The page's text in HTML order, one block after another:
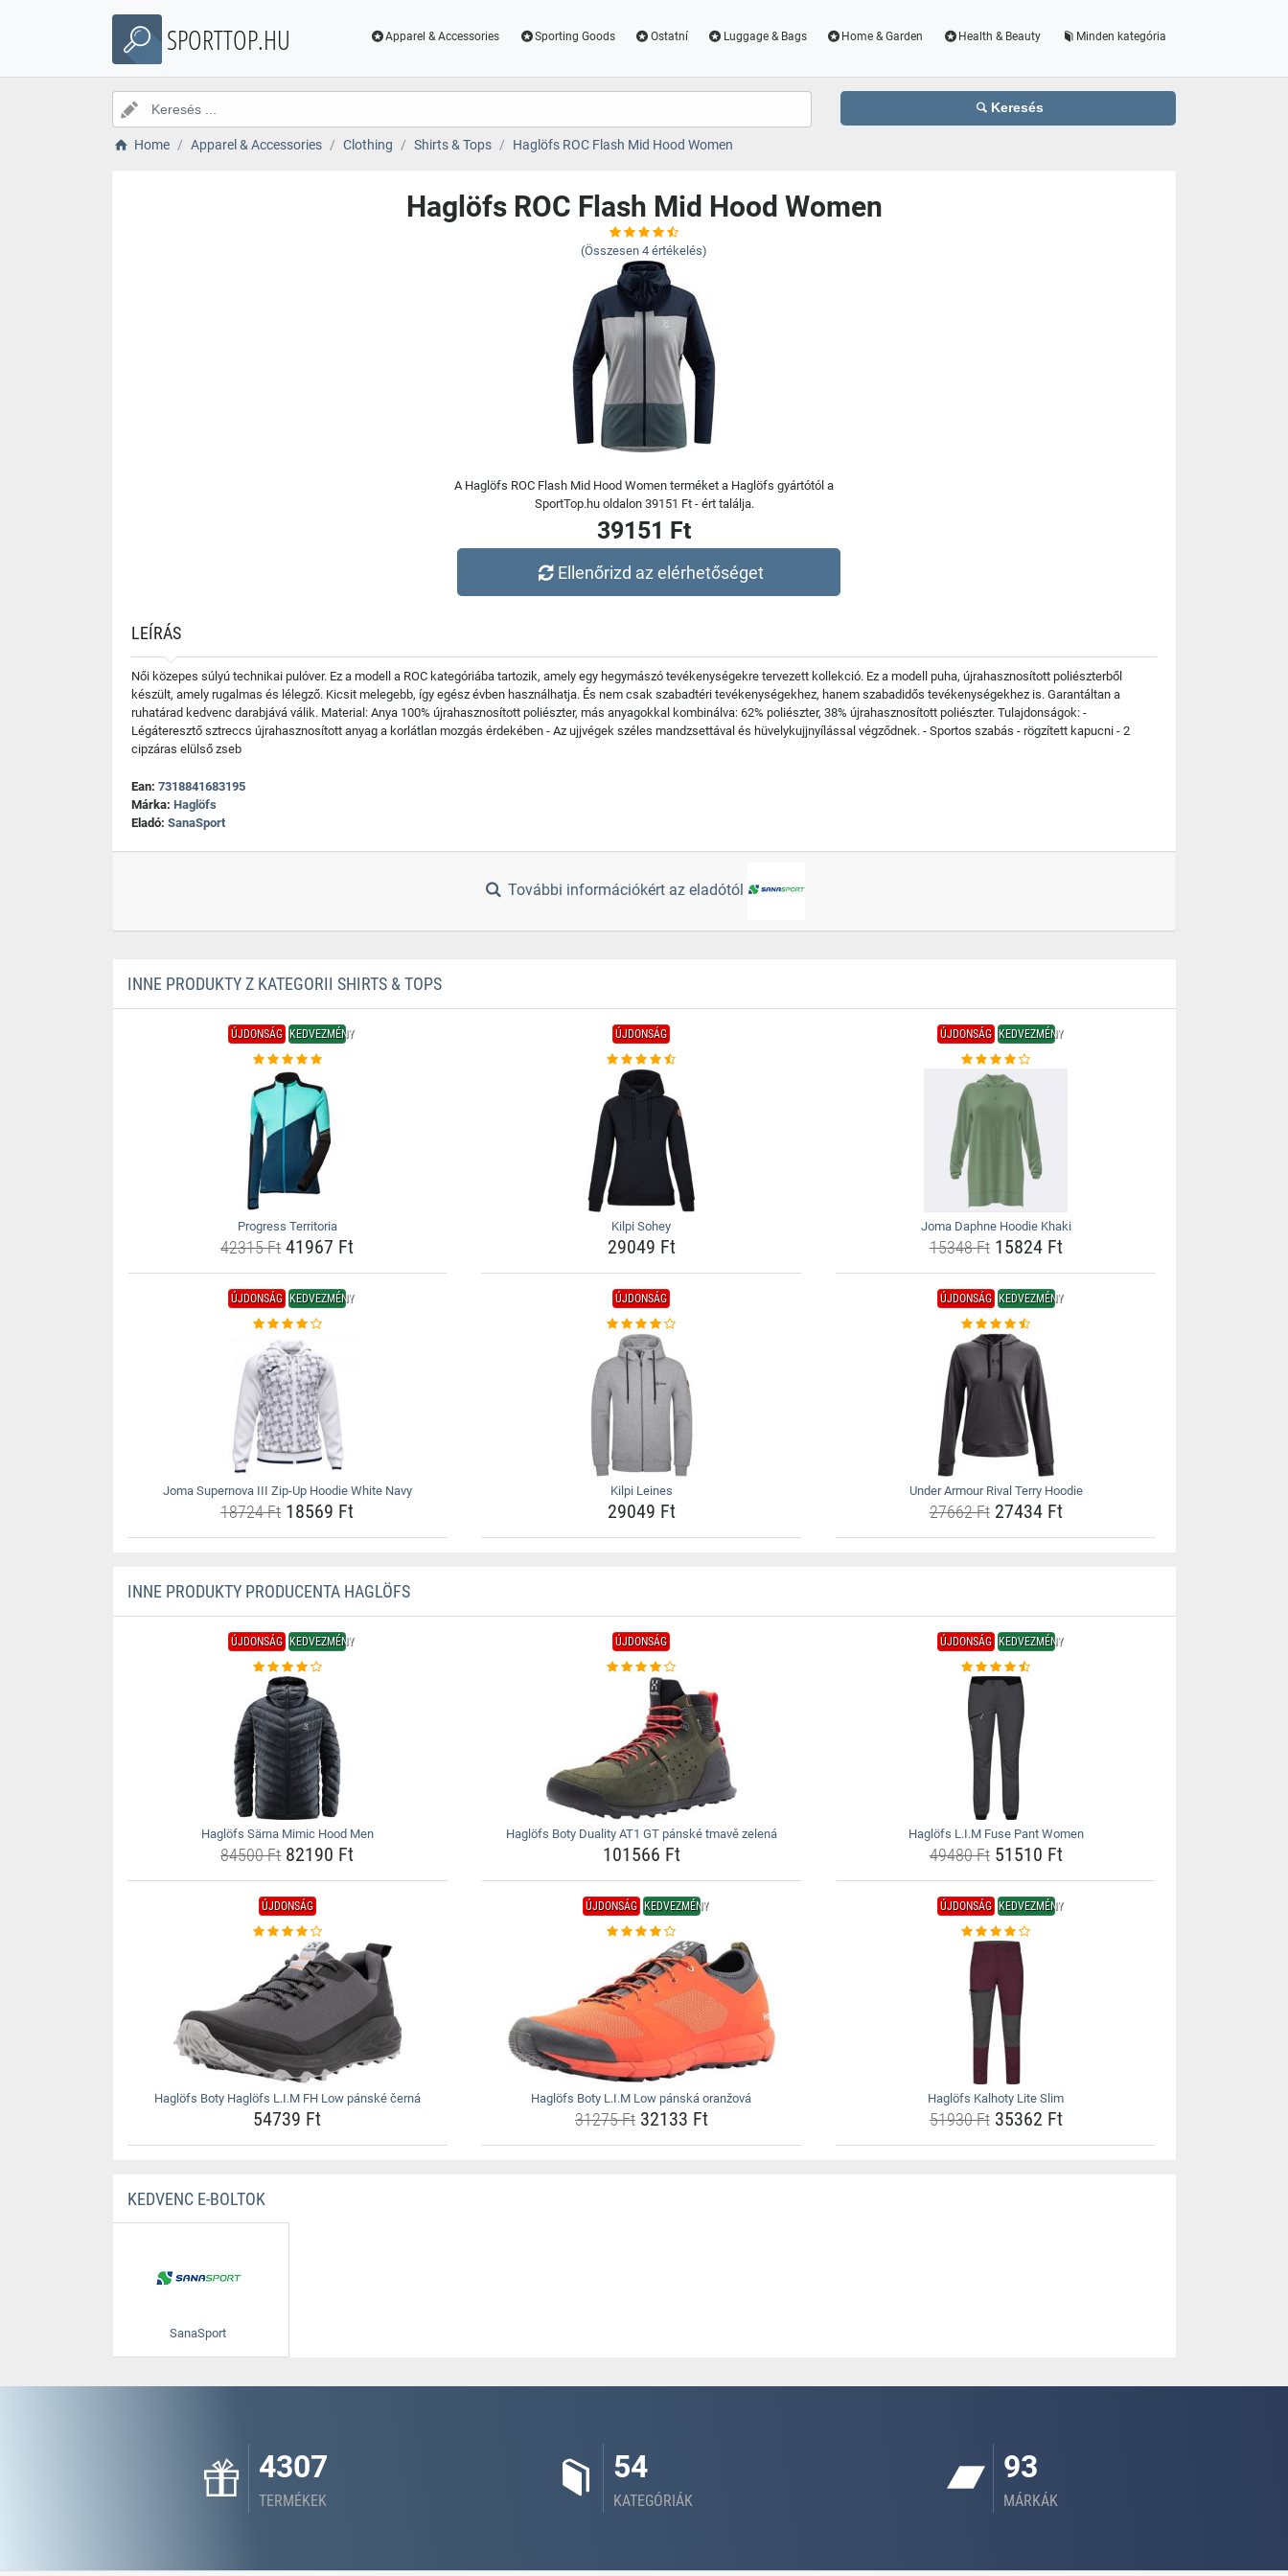
SPORTTOP.HU Apparel & Accessories Sporting Goods Ostatní Luggage & Bags Home & Garden Health & Beauty Minden kategória
Keresés
Home Apparel & Accessories Clothing Shirts & Tops Haglöfs ROC Flash Mid Hood Women
Haglöfs ROC Flash Mid Hood Women
(Összesen 4 értékelés)
A Haglöfs ROC Flash Mid Hood Women terméket a Haglöfs gyártótól a
SportTop.hu oldalon 39151 Ft - ért találja.
39151 Ft
Ellenőrizd az elérhetőséget
LEÍRÁS
Női közepes súlyú technikai pulóver. Ez a modell a ROC kategóriába tartozik, amely egy hegymászó tevékenységekre tervezett kollekció. Ez a modell puha, újrahasznosított poliészterből
készült, amely rugalmas és lélegző. Kicsit melegebb, így egész évben használhatja. És nem csak szabadtéri tevékenységekhez, hanem szabadidős tevékenységekhez is. Garantáltan a
ruhatárad kedvenc darabjává válik. Material: Anya 100% újrahasznosított poliészter, más anyagokkal kombinálva: 62% poliészter, 38% újrahasznosított poliészter. Tulajdonságok: -
Légáteresztő sztreccs újrahasznosított anyag a korlátlan mozgás érdekében - Az ujjvégek széles mandzsettával és hüvelykujjnyílással végződnek. - Sportos szabás - rögzített kapucni - 2
cipzáras elülső zseb
Ean: 7318841683195
Márka: Haglöfs
Eladó: SanaSport
További információkért az eladótól
INNE PRODUKTY Z KATEGORII SHIRTS & TOPS
ÚJDONSÁG KEDVEZMÉNY
Progress Territoria
42315 Ft41967 Ft
ÚJDONSÁG
Kilpi Sohey
29049 Ft
ÚJDONSÁG KEDVEZMÉNY
Joma Daphne Hoodie Khaki
15348 Ft15824 Ft
ÚJDONSÁG KEDVEZMÉNY
Joma Supernova III Zip-Up Hoodie White Navy
18724 Ft18569 Ft
ÚJDONSÁG
Kilpi Leines
29049 Ft
ÚJDONSÁG KEDVEZMÉNY
Under Armour Rival Terry Hoodie
27662 Ft27434 Ft
INNE PRODUKTY PRODUCENTA HAGLÖFS
ÚJDONSÁG KEDVEZMÉNY
Haglöfs Särna Mimic Hood Men
84500 Ft82190 Ft
ÚJDONSÁG
Haglöfs Boty Duality AT1 GT pánské tmavě zelená
101566 Ft
ÚJDONSÁG KEDVEZMÉNY
Haglöfs L.I.M Fuse Pant Women
49480 Ft51510 Ft
ÚJDONSÁG
Haglöfs Boty Haglöfs L.I.M FH Low pánské černá
54739 Ft
ÚJDONSÁG KEDVEZMÉNY
Haglöfs Boty L.I.M Low pánská oranžová
31275 Ft32133 Ft
ÚJDONSÁG KEDVEZMÉNY
Haglöfs Kalhoty Lite Slim
51930 Ft35362 Ft
KEDVENC E-BOLTOK
SanaSport
4307
TERMÉKEK
54
KATEGÓRIÁK
93
MÁRKÁK